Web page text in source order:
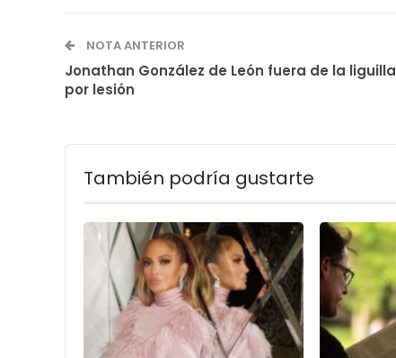
NOTA ANTERIOR
Jonathan González de León fuera de la liguilla
por lesión
También podría gustarte